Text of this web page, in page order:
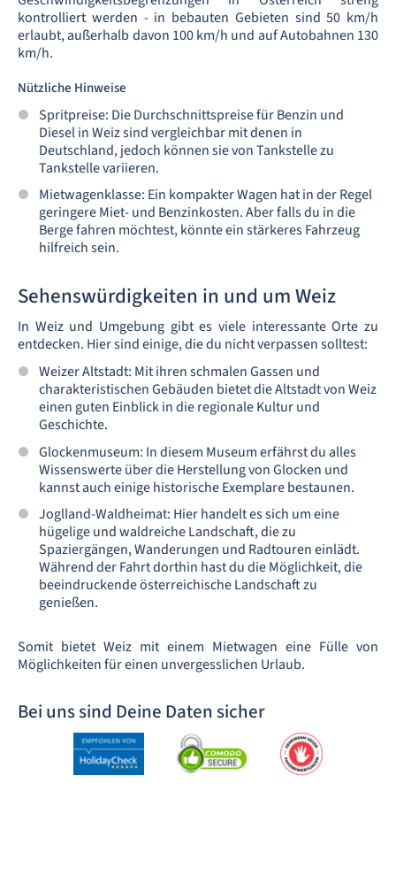
kontrolliert werden - in bebauten Gebieten sind 50 km/h
erlaubt, außerhalb davon 100 km/h und auf Autobahnen 130
km/h.
Nützliche Hinweise
Spritpreise: Die Durchschnittspreise für Benzin und
Diesel in Weiz sind vergleichbar mit denen in
Deutschland, jedoch können sie von Tankstelle zu
Tankstelle variieren.
Mietwagenklasse: Ein kompakter Wagen hat in der Regel
geringere Miet- und Benzinkosten. Aber falls du in die
Berge fahren möchtest, könnte ein stärkeres Fahrzeug
hilfreich sein.
Sehenswürdigkeiten in und um Weiz
In Weiz und Umgebung gibt es viele interessante Orte zu
entdecken. Hier sind einige, die du nicht verpassen solltest:
Weizer Altstadt: Mit ihren schmalen Gassen und
charakteristischen Gebäuden bietet die Altstadt von Weiz
einen guten Einblick in die regionale Kultur und
Geschichte.
Glockenmuseum: In diesem Museum erfährst du alles
Wissenswerte über die Herstellung von Glocken und
kannst auch einige historische Exemplare bestaunen.
Joglland-Waldheimat: Hier handelt es sich um eine
hügelige und waldreiche Landschaft, die zu
Spaziergängen, Wanderungen und Radtouren einlädt.
Während der Fahrt dorthin hast du die Möglichkeit, die
beeindruckende österreichische Landschaft zu
genießen.
Somit bietet Weiz mit einem Mietwagen eine Fülle von
Möglichkeiten für einen unvergesslichen Urlaub.
Bei uns sind Deine Daten sicher